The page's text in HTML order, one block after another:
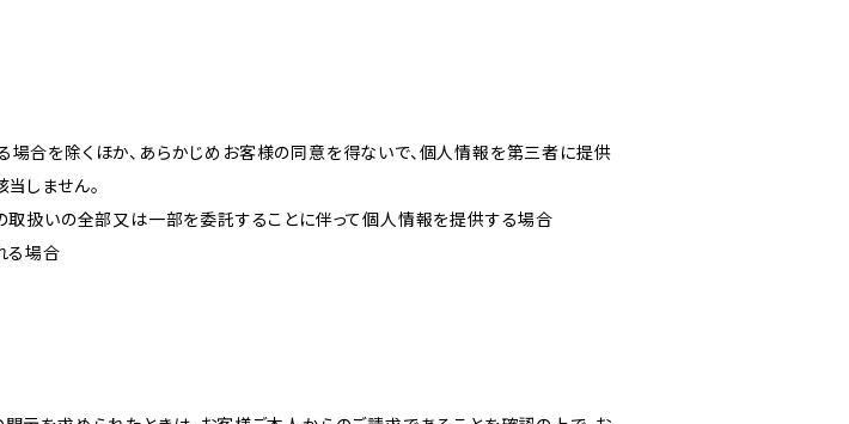
合を除くほか、あらかじめお客様の同意を得ないで、個人情報を第三者に提供
しません。
取扱いの全部又は一部を委託することに伴って個人情報を提供する場合
る場合